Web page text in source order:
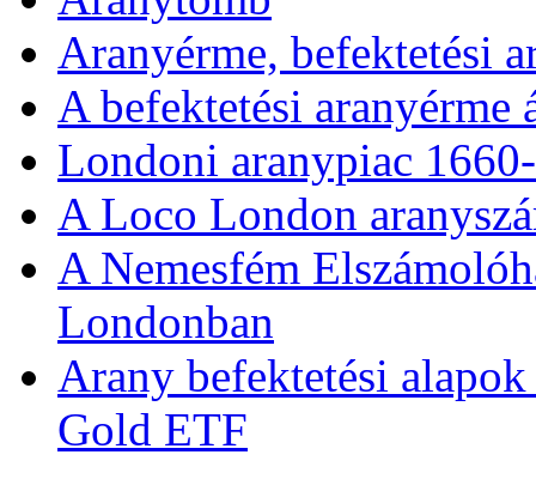
Aranyérme, befektetési
A befektetési
Londoni aranypiac
A Loco London
A Nemesfém
Londonban
Arany befektetési
Gold ETF